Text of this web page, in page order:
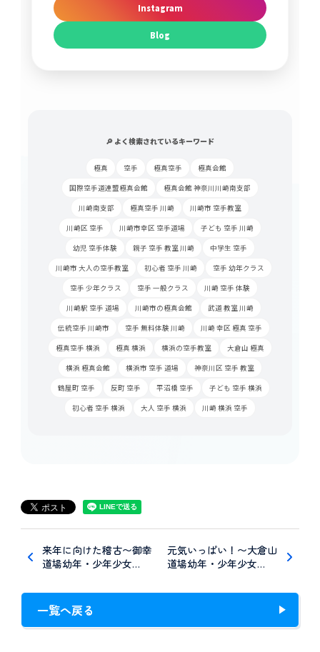
Instagram
Blog
🔎 よく検索されているキーワード
極真 空手 極真空手
極真会館
国際空手道連盟極真会館
極真会館 神奈川川崎南支部
川崎南支部
極真空手 川崎
川崎市 空手教室
川崎区 空手
川崎市幸区 空手道場
子ども 空手 川崎
幼児 空手体験
親子 空手 教室 川崎
中学生 空手
川崎市 大人の空手教室
初心者 空手 川崎
空手 幼年クラス
空手 少年クラス
空手 一般クラス
川崎 空手 体験
川崎駅 空手 道場
川崎市の極真会館
武道 教室 川崎
伝統空手 川崎市
空手 無料体験 川崎
川崎 幸区 極真 空手
極真空手 横浜
極真 横浜 横浜の空手教室
大倉山 極真
横浜 極真会館
横浜市 空手 道場
神奈川区 空手 教室
鶴屋町 空手
反町 空手 平沼橋 空手
子ども 空手 横浜
初心者 空手 横浜
大人 空手 横浜 川崎 横浜 空手
来年に向けた稽古〜御幸
道場幼年・少年少女…
元気いっぱい！〜大倉山
道場幼年・少年少女…
一覧へ戻る